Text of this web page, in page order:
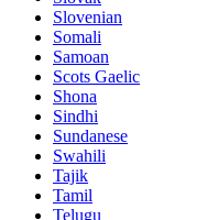
Slovenian
Somali
Samoan
Scots Gaelic
Shona
Sindhi
Sundanese
Swahili
Tajik
Tamil
Telugu